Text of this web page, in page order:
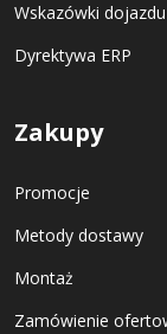
Wskazówki dojazdu
Dyrektywa ERP
Zakupy
Promocje
Metody dostawy
Montaż
Zamówienie